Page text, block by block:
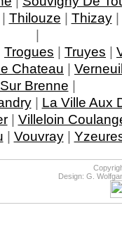
| Thilouze | Thizay|
|
Trogues | Truyes |
Chateau |
Sur Brenne |
| La Ville Aux
| Villeloin
| Vouvray|
Design: G.